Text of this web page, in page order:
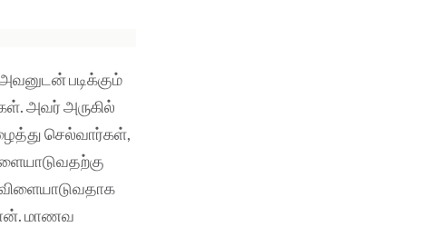
படிக்கும்
அவர் அருகில்
செல்வார்கள்,
மாணவ